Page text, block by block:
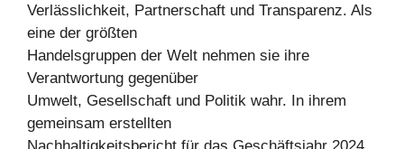
Verlässlichkeit, Partnerschaft und Transparenz. Als
eine der größten
Handelsgruppen der Welt nehmen sie ihre
Verantwortung gegenüber
Umwelt, Gesellschaft und Politik wahr. In ihrem
gemeinsam erstellten